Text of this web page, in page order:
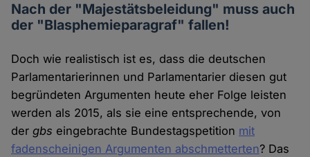
Nach der "Majestätsbeleidung" muss auch
der "Blasphemieparagraf" fallen!
Doch wie realistisch ist es, dass die deutschen
Parlamentarierinnen und Parlamentarier diesen gut
begründeten Argumenten heute eher Folge leisten
werden als 2015, als sie eine entsprechende, von
dergbs eingebrachte Bundestagspetition mit
fadenscheinigen Argumenten abschmetterten? Das